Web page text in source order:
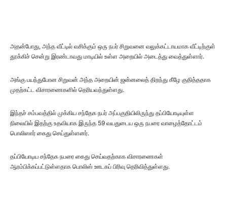
அதன்போது, அந்த வீட்டில் வசிக்கும் ஒரு நபர் சிறுவனை வலுக்கட்டாயமாக வீட்டிற்குள்
தூக்கிச் சென்று இரண்டாவது மாடியில் உள்ள அறையில் அடைத்து வைத்துள்ளார்.
அங்கு பயந்துபோன சிறுவன் அந்த அறையின் ஜன்னலைத் திறந்து கீழே குதித்ததாக
முதற்கட்ட விசாரணைகளில் தெரியவந்துள்ளது.
இந்தச் சம்பவத்தில் முக்கிய சந்தேக நபர் அப்பகுதியிலிருந்து தப்பியோடியுள்ள
நிலையில் இதற்கு உதவியாக இருந்த 59 வயதுடைய ஒரு நபரை வாழைத்தோட்டம்
பொலிஸார் கைது செய்துள்ளனர்.
தப்பியோடிய சந்தேக நபரை கைது செய்வதற்காக விசாரணைகள்
ஆரம்பிக்கப்பட்டுள்ளதாக பொலிஸ் ஊடகப் பிரிவு தெரிவித்துள்ளது.